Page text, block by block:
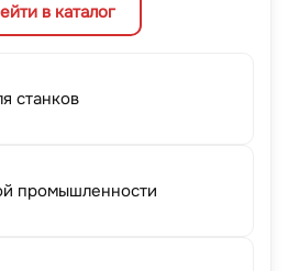
в каталог
станков
промышленности